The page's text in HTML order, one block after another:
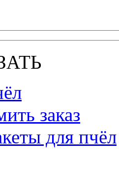
заказ
для пчёл